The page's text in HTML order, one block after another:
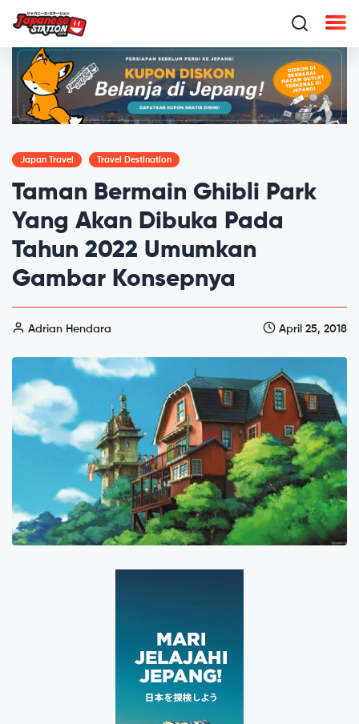
Japan Travel Travel Destination
Taman Bermain Ghibli Park
Yang Akan Dibuka Pada
Tahun 2022 Umumkan
Gambar Konsepnya
Adrian Hendara April 25, 2018